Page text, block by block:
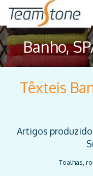
Banho,
Têxteis
Artigos
Toalhas,